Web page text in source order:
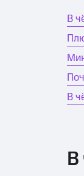
В
В
В